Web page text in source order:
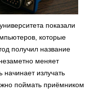
показали
которые
получил название
меняет
начинает излучать
поймать приёмником